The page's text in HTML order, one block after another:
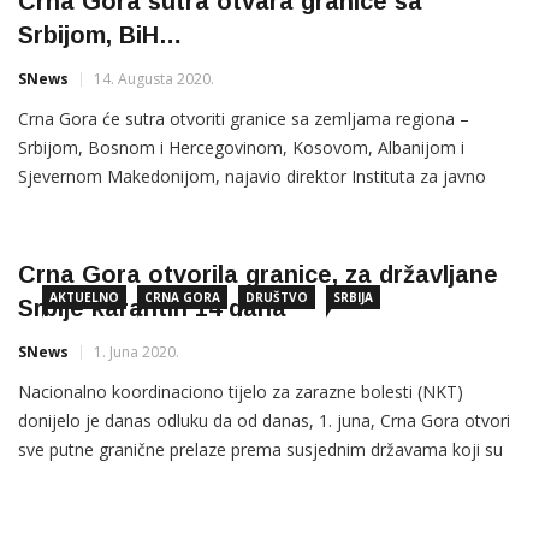
Srbijom, BiH…
SNews 14. Augusta 2020.
Crna Gora će sutra otvoriti granice sa zemljama regiona –
Srbijom, Bosnom i Hercegovinom, Kosovom, Albanijom i
Sjevernom Makedonijom, najavio direktor Instituta za javno
Nacionalnog koordinacionog tijela za zarazne bolesti na kojoj
će biti definisani
AKTUELNO CRNA GORA DRUŠTVO SRBIJA
Crna Gora otvorila granice, za državljane
Srbije karantin 14 dana
SNews 1. Juna 2020.
Nacionalno koordinaciono tijelo za zarazne bolesti (NKT)
donijelo je danas odluku da od danas, 1. juna, Crna Gora otvori
sve putne granične prelaze prema susjednim državama koji su